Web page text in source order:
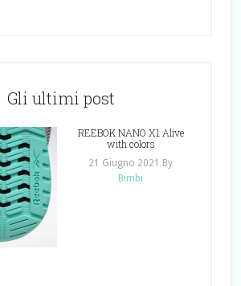
Gli ultimi post
REEBOK NANO X1 Alive
with colors
21 Giugno 2021 By
Bimbi